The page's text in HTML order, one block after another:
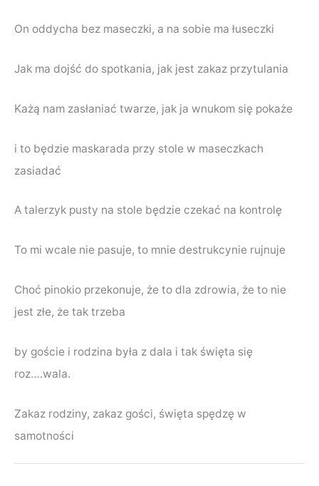
On oddycha bez maseczki, a na sobie ma łuseczki
Jak ma dojść do spotkania, jak jest zakaz przytulania
Każą nam zasłaniać twarze, jak ja wnukom się pokaże
i to będzie maskarada przy stole w maseczkach
zasiadać
A talerzyk pusty na stole będzie czekać na kontrolę
To mi wcale nie pasuje, to mnie destrukcynie rujnuje
Choć pinokio przekonuje, że to dla zdrowia, że to nie
jest złe, że tak trzeba
by goście i rodzina była z dala i tak święta się
roz….wala.
Zakaz rodziny, zakaz gości, święta spędzę w
samotności